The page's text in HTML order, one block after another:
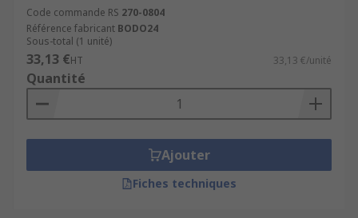
Code commande RS 270-0804
Référence fabricant BODO24
Sous-total (1 unité)
33,13 €HT 33,13 €/unité
Quantité
Ajouter
Fiches techniques